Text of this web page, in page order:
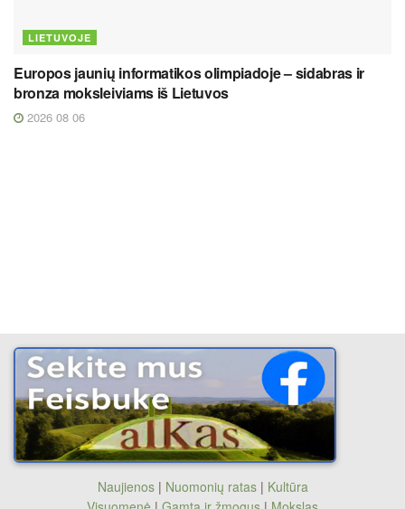
LIETUVOJE
Europos jaunių informatikos olimpiadoje – sidabras ir
bronza moksleiviams iš Lietuvos
2026 08 06
Naujienos| Nuomonių ratas| Kultūra